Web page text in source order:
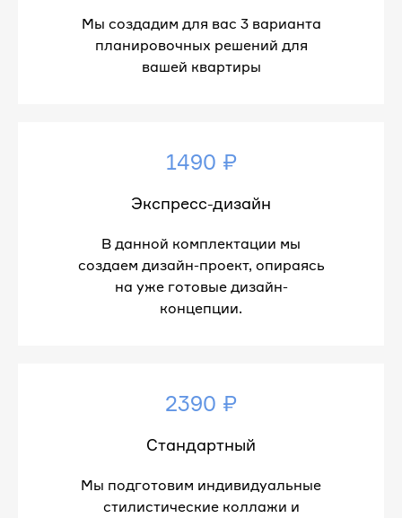
Мы создадим для вас 3 варианта
планировочных решений для
вашей квартиры
1490 ₽
Экспресс-дизайн
В данной комплектации мы
создаем дизайн-проект, опираясь
на уже готовые дизайн-
концепции.
2390 ₽
Стандартный
Мы подготовим индивидуальные
стилистические коллажи и